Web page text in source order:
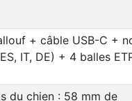
+ câble USB-C +
IT, DE) + 4 balles
du chien : 58 mm de